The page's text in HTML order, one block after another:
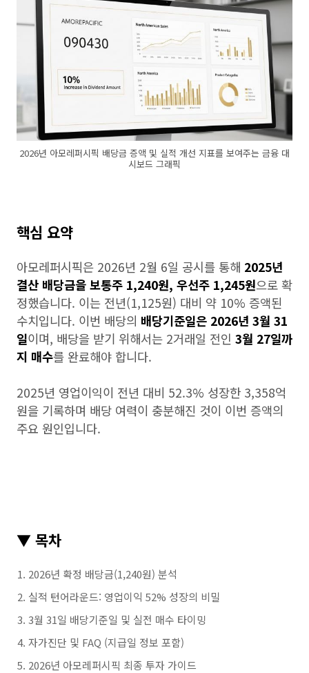
2026년 아모레퍼시픽 배당금 증액 및 실적 개선 지표를 보여주는 금융 대
시보드 그래픽
핵심 요약
아모레퍼시픽은 2026년 2월 6일 공시를 통해 2025년
결산 배당금을 보통주 1,240원, 우선주 1,245원으로 확
정했습니다. 이는 전년(1,125원) 대비 약 10% 증액된
수치입니다. 이번 배당의 배당기준일은 2026년 3월 31
일이며, 배당을 받기 위해서는 2거래일 전인 3월 27일까
지 매수를 완료해야 합니다.
2025년 영업이익이 전년 대비 52.3% 성장한 3,358억
원을 기록하며 배당 여력이 충분해진 것이 이번 증액의
주요 원인입니다.
▼ 목차
2026년 확정 배당금(1,240원) 분석
실적 턴어라운드: 영업이익 52% 성장의 비밀
3월 31일 배당기준일 및 실전 매수 타이밍
자가진단 및 FAQ (지급일 정보 포함)
2026년 아모레퍼시픽 최종 투자 가이드